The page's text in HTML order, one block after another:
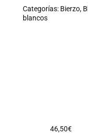
Categorías: Bierzo,
blancos
46,50€